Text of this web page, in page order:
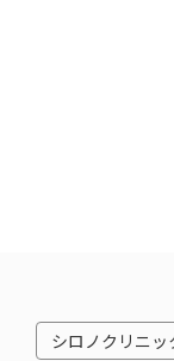
シロノクリニッ